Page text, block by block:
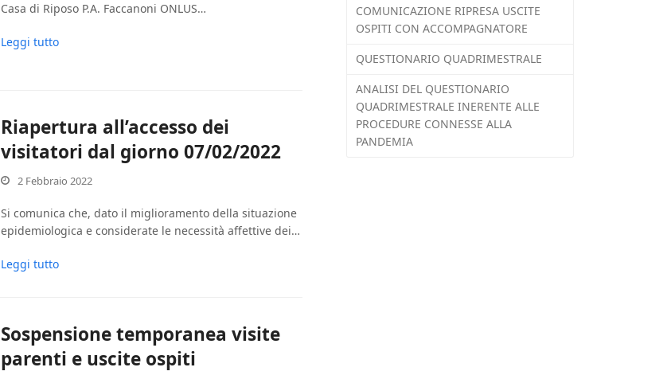
Casa di Riposo P.A. Faccanoni ONLUS…
Leggi tutto
Riapertura all’accesso dei
visitatori dal giorno 07/02/2022
2 Febbraio 2022
Si comunica che, dato il miglioramento della situazione
epidemiologica e considerate le necessità affettive dei…
Leggi tutto
Sospensione temporanea visite
parenti e uscite ospiti
COMUNICAZIONE RIPRESA USCITE
OSPITI CON ACCOMPAGNATORE
QUESTIONARIO QUADRIMESTRALE
ANALISI DEL QUESTIONARIO
QUADRIMESTRALE INERENTE ALLE
PROCEDURE CONNESSE ALLA
PANDEMIA